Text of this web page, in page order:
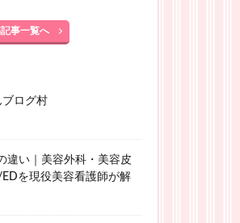
事一覧へ
ブログ村
違い｜美容外科・美容皮
を現役美容看護師が解